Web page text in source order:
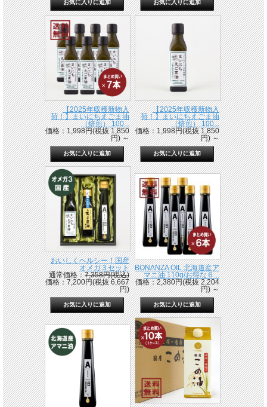
【2025年収穫新物入
荷！】まいにちえごま油
（焙煎） 100...
価格：1,998円(税抜 1,850
円)～
【2025年収穫新物入
荷！】まいにちえごま油
（焙煎） 100...
価格：1,998円(税抜 1,850
円)～
おいしくヘルシー！国産
オメガ３セット
通常価格：7,358円(税込)
価格：7,200円(税抜 6,667
円)
BONANZA OIL 北海道産ア
マニ油 110g/お得な６...
価格：2,380円(税抜 2,204
円)～